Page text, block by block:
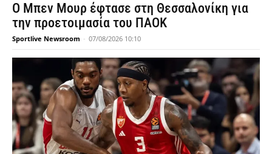
Ο Μπεν Μουρ έφτασε στη Θεσσαλονίκη για
την προετοιμασία του ΠΑΟΚ
Sportlive Newsroom - 07/08/2026 10:10